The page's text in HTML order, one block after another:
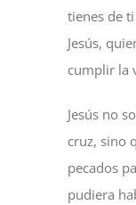
tienes de
Jesús,
cumplir la
Jesús no
cruz, sino
pecados
pudiera